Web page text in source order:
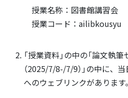
授業名称：図書館講習会
授業コード：ailibkousyu
「授業資料」の中の「論文執
（2025/7/8-/7/9）」の中に、
へのウェブリンクがあります。